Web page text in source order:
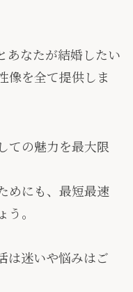
あなたが結婚したい
像を全て提供しま
ての魅力を最大限
めにも、最短最速
。
は迷いや悩みはご